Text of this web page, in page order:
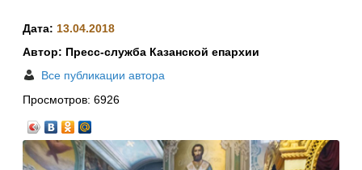
Дата: 13.04.2018
Автор: Пресс-служба Казанской епархии
Все публикации автора
Просмотров: 6926